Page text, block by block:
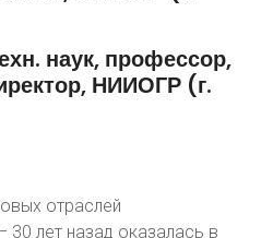
наук, профессор,
НИИОГР (г.
отраслей
лет назад оказалась в